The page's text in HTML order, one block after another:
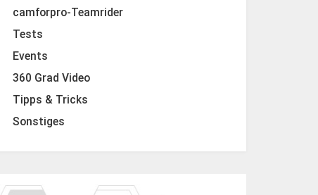
camforpro-Teamrider
Tests
Events
360 Grad Video
Tipps & Tricks
Sonstiges